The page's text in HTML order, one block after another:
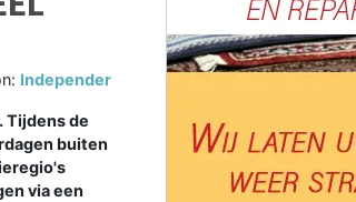
Independer
Tijdens de
buiten
via een